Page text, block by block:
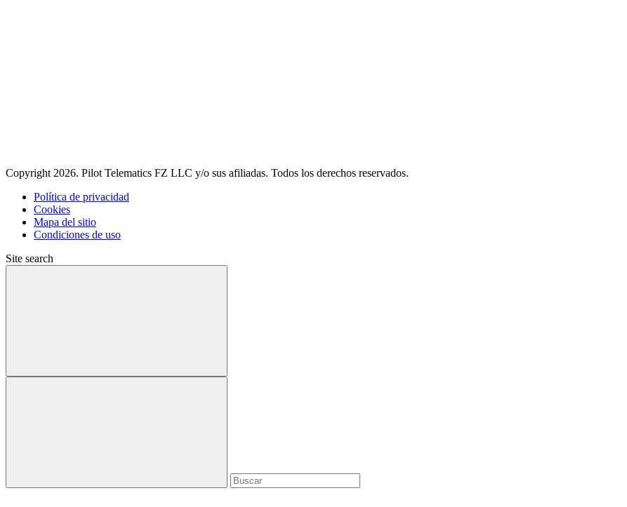
Copyright 2026. Pilot Telematics FZ LLC y/o sus afiliadas. Todos los derechos reservados.
Política de privacidad
Cookies
Mapa del sitio
Condiciones de uso
Site search